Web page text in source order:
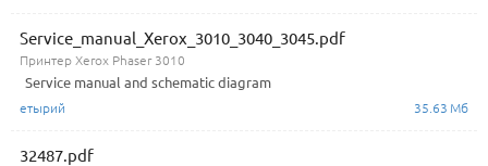
Service_manual_Xerox_3010_3040_3045.pdf
Принтер Xerox Phaser 3010
Service manual and schematic diagram
етырий 35.63 Мб
32487.pdf